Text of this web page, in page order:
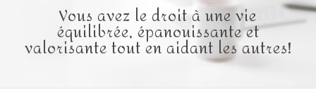
Vous avez le droit à une vie
équilibrée, épanouissante et
valorisante tout en aidant les autres!